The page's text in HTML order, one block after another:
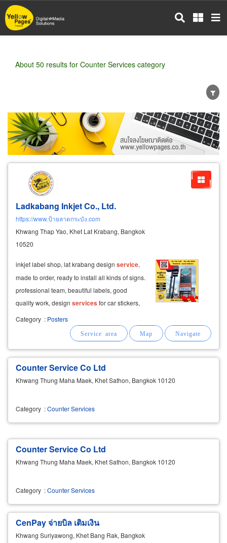
Skip
to
main
About 50 results for Counter Services category
Wholesale Retail Manufacturer
Dealer
Exporter/Importer
Service Business
Ladkabang Inkjet Co., Ltd.
https://www.ป้ายลาดกระบัง.com
Khwang Thap Yao, Khet Lat Krabang, Bangkok
10520
​inkjet label shop, lat krabang design service,
made to order, ready to install all kinds of signs.
professional team, beautiful labels, good
quality work, design servicesfor car stickers,
shop fronts, elevators and stick products
according to the style that customers want.
Category : Posters
Counter Service Co Ltd
Khwang Thung Maha Maek, Khet Sathon, Bangkok 10120
Category :Counter Services
Counter Service Co Ltd
Khwang Thung Maha Maek, Khet Sathon, Bangkok 10120
Category :Counter Services
CenPay จ่ายบิล เติมเงิน
Khwang Suriyawong, Khet Bang Rak, Bangkok